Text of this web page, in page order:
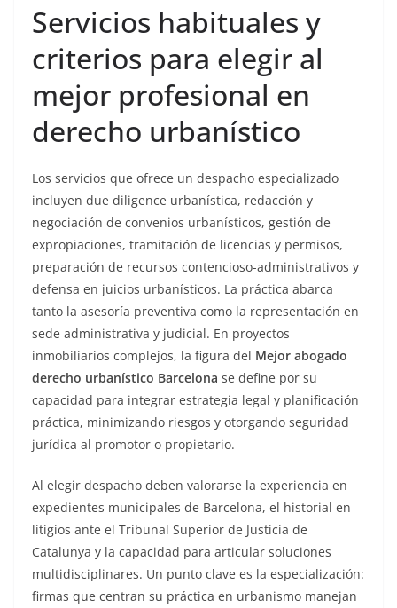
Servicios habituales y
criterios para elegir al
mejor profesional en
derecho urbanístico
Los servicios que ofrece un despacho especializado
incluyen due diligence urbanística, redacción y
negociación de convenios urbanísticos, gestión de
expropiaciones, tramitación de licencias y permisos,
preparación de recursos contencioso-administrativos y
defensa en juicios urbanísticos. La práctica abarca
tanto la asesoría preventiva como la representación en
sede administrativa y judicial. En proyectos
inmobiliarios complejos, la figura del Mejor abogado
derecho urbanístico Barcelona se define por su
capacidad para integrar estrategia legal y planificación
práctica, minimizando riesgos y otorgando seguridad
jurídica al promotor o propietario.
Al elegir despacho deben valorarse la experiencia en
expedientes municipales de Barcelona, el historial en
litigios ante el Tribunal Superior de Justicia de
Catalunya y la capacidad para articular soluciones
multidisciplinares. Un punto clave es la especialización:
firmas que centran su práctica en urbanismo manejan